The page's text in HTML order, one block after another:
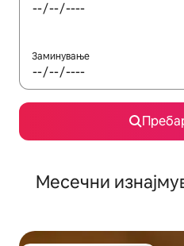
Заминување
Месечни